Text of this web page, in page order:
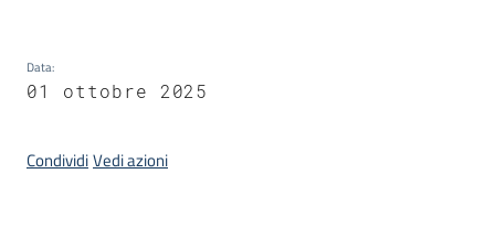
Data:
01 ottobre 2025
CondividiVedi azioni